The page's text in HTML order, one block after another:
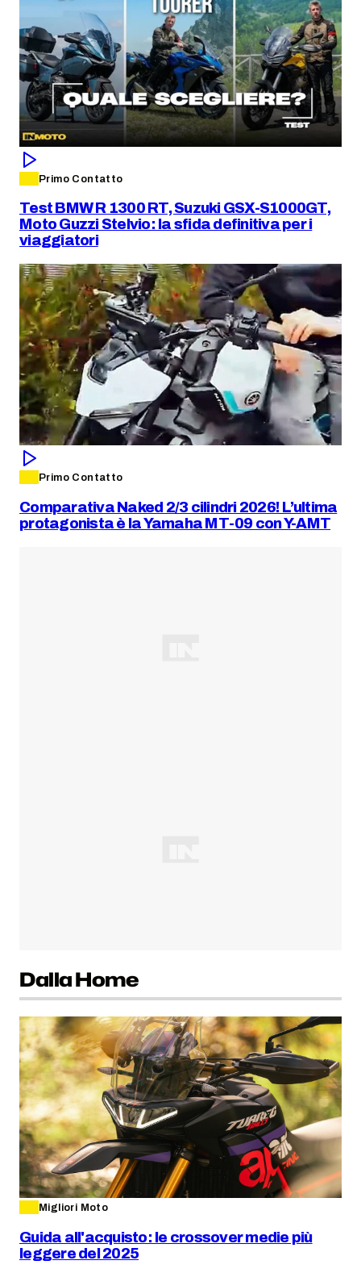
Primo Contatto
Test BMW R 1300 RT, Suzuki GSX-S1000GT,
Moto Guzzi Stelvio: la sfida definitiva per i
viaggiatori
Primo Contatto
Comparativa Naked 2/3 cilindri 2026! L’ultima
protagonista è la Yamaha MT-09 con Y-AMT
Dalla Home
Migliori Moto
Guida all'acquisto: le crossover medie più
leggere del 2025